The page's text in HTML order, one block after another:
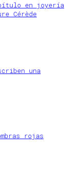
en joyería
Cérède
una
rojas